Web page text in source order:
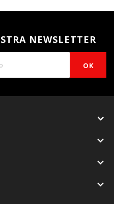
NEWSLETTER


